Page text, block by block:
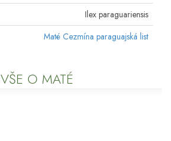
Ilex paraguariensis
Maté Cezmína paraguajská list
VŠE O MATÉ